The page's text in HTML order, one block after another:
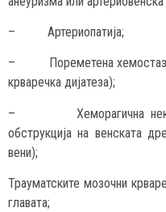
– Артериопатија;
– Пореметена хемостаза
крваречка дијатеза);
– Хеморагична
обструкција на венската
вени);
Трауматските мозочни
главата;